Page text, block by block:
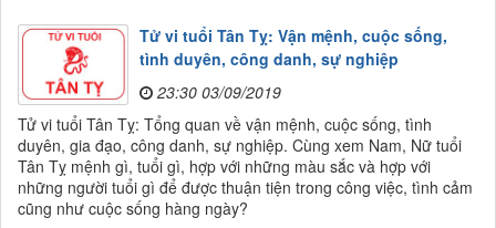
Tử vi tuổi Tân Tỵ: Vận mệnh, cuộc sống,
tình duyên, công danh, sự nghiệp
23:30 03/09/2019
Tử vi tuổi Tân Tỵ: Tổng quan về vận mệnh, cuộc sống, tình
duyên, gia đạo, công danh, sự nghiệp. Cùng xem Nam, Nữ tuổi
Tân Tỵ mệnh gì, tuổi gì, hợp với những màu sắc và hợp với
những người tuổi gì để được thuận tiện trong công việc, tình cảm
cũng như cuộc sống hàng ngày?